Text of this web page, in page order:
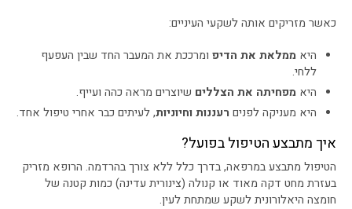
כאשר מזריקים אותה לשקעי העיניים:
היא ממלאת את הדיפ ומרככת את המעבר החד שבין העפעף
ללחי.
היא מפחיתה את הצללים שיוצרים מראה כהה ועייף.
היא מעניקה לפנים רעננות וחיוניות, לעיתים כבר אחרי טיפול אחד.
איך מתבצע הטיפול בפועל?
הטיפול מתבצע במרפאה, בדרך כלל ללא צורך בהרדמה. הרופא מזריק
בעזרת מחט דקה מאוד או קנולה (צינורית עדינה) כמות קטנה של
חומצה היאלורונית לשקע שמתחת לעין.